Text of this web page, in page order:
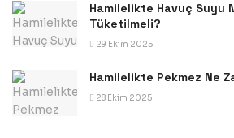
Hamilelikte Havuç Suyu
Tüketilmeli?
29 Ekim 2025
Hamilelikte Pekmez Ne
28 Ekim 2025